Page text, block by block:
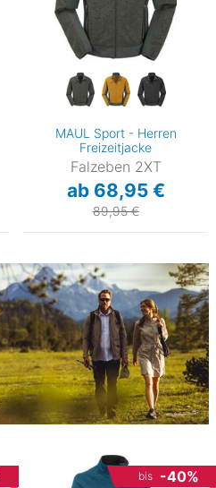
MAUL Sport - Herren
Freizeitjacke
Falzeben 2XT
ab 68,95 €
89,95 €
bis -40%